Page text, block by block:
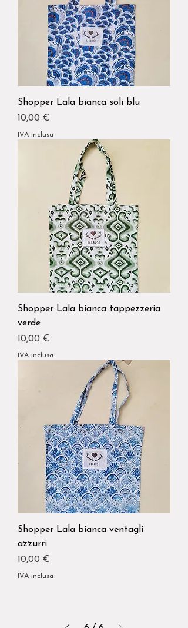
Shopper Lala bianca soli blu
Prezzo
10,00 €
IVA inclusa
Shopper Lala bianca tappezzeria
verde
Prezzo
10,00 €
IVA inclusa
Shopper Lala bianca ventagli
azzurri
Prezzo
10,00 €
IVA inclusa